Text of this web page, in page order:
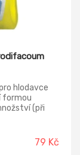
hlodavce
formou
(při
Je účinná i
potravy.
79 Kč